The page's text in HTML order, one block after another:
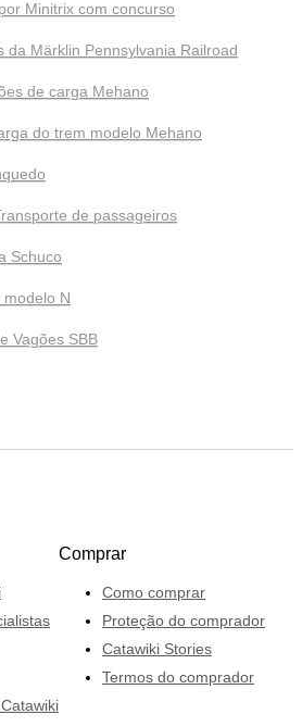
Minitrix com concurso
da Märklin Pennsylvania Railroad
de carga Mehano
do trem modelo Mehano
de passageiros
Schuco
N
Vagões SBB
Comprar
Como comprar
Proteção do comprador
Catawiki Stories
Termos do comprador